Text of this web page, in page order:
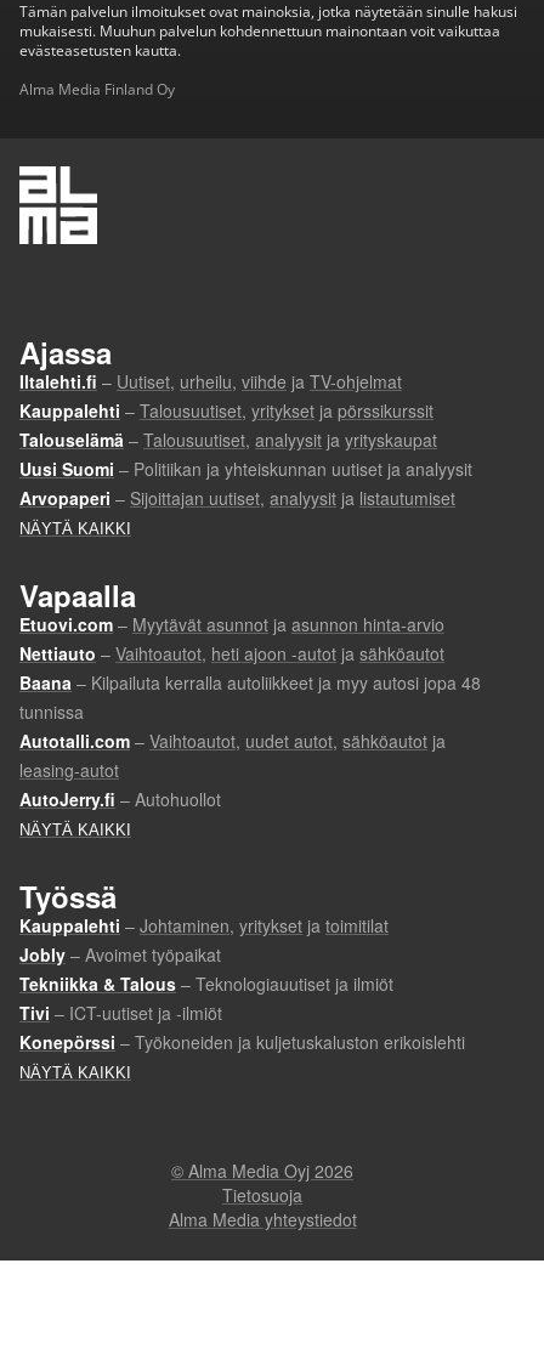
Tämän palvelun ilmoitukset ovat mainoksia, jotka näytetään sinulle hakusi
mukaisesti. Muuhun palvelun kohdennettuun mainontaan voit vaikuttaa
evästeasetusten kautta.
Alma Media Finland Oy